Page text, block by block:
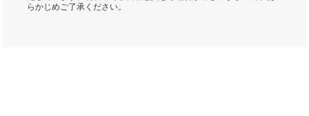
らかじめご了承ください。